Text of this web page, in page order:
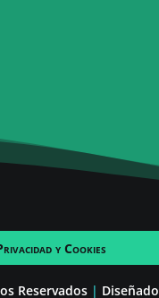
y Cookies
Reservados | Diseñado